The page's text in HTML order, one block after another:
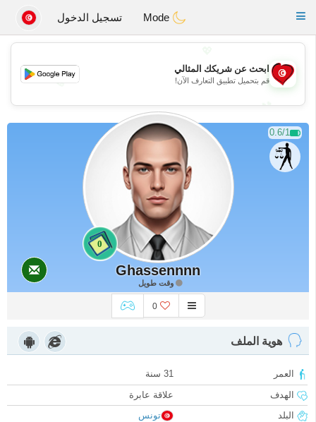
Tunisia Dating
Toggle
تسجيل الدخول
💖
💕
💕
ابحث عن شريكك المثالي
قم بتحميل تطبيق التعارف الآن!
0.6/1
0
Ghassennnn
وقت طويل
0
هوية الملف
العمر
31 سنة
الهدف
علاقة عابرة
البلد
تونس